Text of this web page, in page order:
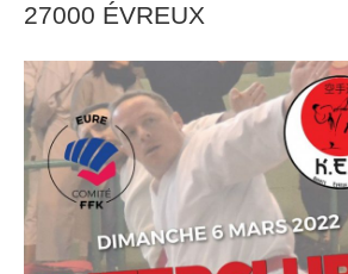
27000 ÉVREUX